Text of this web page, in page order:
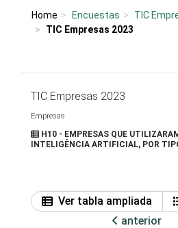
Home Encuestas TIC
TIC Empresas 2023
TIC Empresas 2023
Empresas
H10 - EMPRESAS QUE
INTELIGÊNCIA ARTIFICIAL, POR
Ver tabla ampliada
anterior